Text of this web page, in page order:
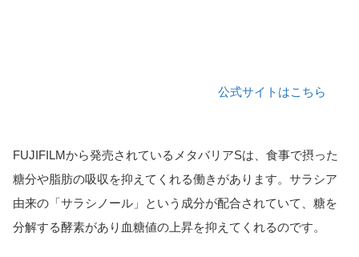
公式サイトはこちら
FUJIFILMから発売されているメタバリアSは、食事で摂った
糖分や脂肪の吸収を抑えてくれる働きがあります。サラシア
由来の「サラシノール」という成分が配合されていて、糖を
分解する酵素があり血糖値の上昇を抑えてくれるのです。